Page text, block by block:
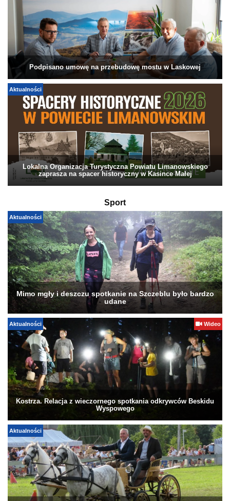
Podpisano umowę na przebudowę mostu w Laskowej
Aktualności
Lokalna Organizacja Turystyczna Powiatu Limanowskiego
zaprasza na spacer historyczny w Kasince Małej
Sport
Aktualności
Mimo mgły i deszczu spotkanie na Szczeblu było bardzo
udane
Aktualności Wideo
Kostrza. Relacja z wieczornego spotkania odkrywców Beskidu
Wyspowego
Aktualności